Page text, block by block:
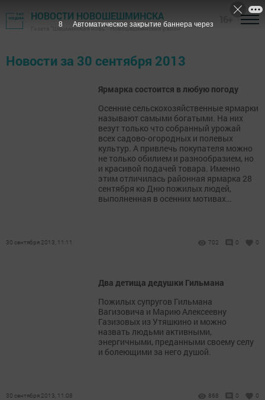
НОВОСТИ НОВОШЕШМИНСКА
Газета "Шешминская новь" - Новошешминский район
Новости за 30 сентября 2013
Ярмарка состоится в любую погоду
Осенние сельскохозяйственные ярмарки
называют самыми богатыми. На них
везут только что собранный урожай
всех садово-огородных и полевых
культур. А привлечь покупателя можно
не только обилием и разнообразием, но
и красивой подачей товара. Именно
этим отличилась районная ярмарка 28
сентября ко Дню пожилых людей,
выполненная в осенних мотивах…
30 сентября 2013, 11:11 702 0 0
Два детища дедушки Гильмана
Пожилых супругов Гильмана
Вагизовича и Марию Алексеевну
Газизовых из Утяшкино и можно
назвать людьми активными,
энергичными, преданными своему селу
и болеющими за него душой.
30 сентября 2013, 11:08 868 0 0
7 Автоматическое закрытие баннера через